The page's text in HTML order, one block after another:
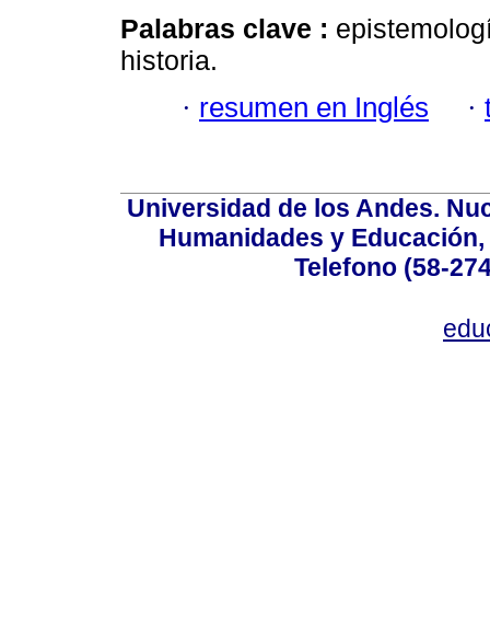
Palabras clave :
historia.
· resumen en Inglés ·
Universidad de los Andes.
Humanidades y
Telefono (58-